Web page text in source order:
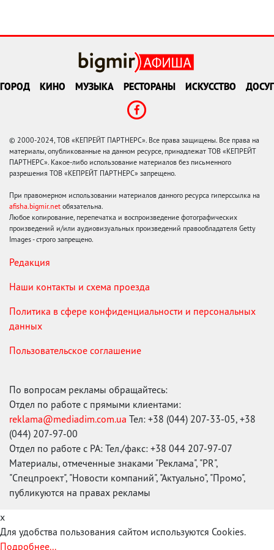
ГОРОД КИНО МУЗЫКА РЕСТОРАНЫ ИСКУССТВО ДОСУГ
© 2000-2024, ТОВ «КЕПРЕЙТ ПАРТНЕРС». Все права защищены. Все права на
материалы, опубликованные на данном ресурсе, принадлежат ТОВ «КЕПРЕЙТ
ПАРТНЕРС». Какое-либо использование материалов без письменного
разрешения ТОВ «КЕПРЕЙТ ПАРТНЕРС» запрещено.
При правомерном использовании материалов данного ресурса гиперссылка на
afisha.bigmir.net обязательна.
Любое копирование, перепечатка и воспроизведение фотографических
произведений и/или аудиовизуальных произведений правообладателя Getty
Images - строго запрещено.
Редакция
Наши контакты и схема проезда
Политика в сфере конфиденциальности и персональных
данных
Пользовательское соглашение
По вопросам рекламы обращайтесь:
Отдел по работе с прямыми клиентами:
reklama@mediadim.com.ua Тел: +38 (044) 207-33-05, +38
(044) 207-97-00
Отдел по работе с РА: Тел./факс: +38 044 207-97-07
Материалы, отмеченные знаками "Реклама", "PR",
"Спецпроект", "Новости компаний", "Актуально", "Промо",
публикуются на правах рекламы
x
Для удобства пользования сайтом используются Cookies.
Подробнее...